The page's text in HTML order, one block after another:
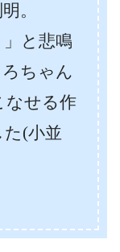
。
と悲鳴
ちゃん
なせる作
(小並